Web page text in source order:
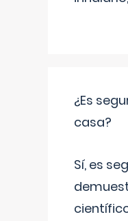
¿Es
casa?
Sí, es